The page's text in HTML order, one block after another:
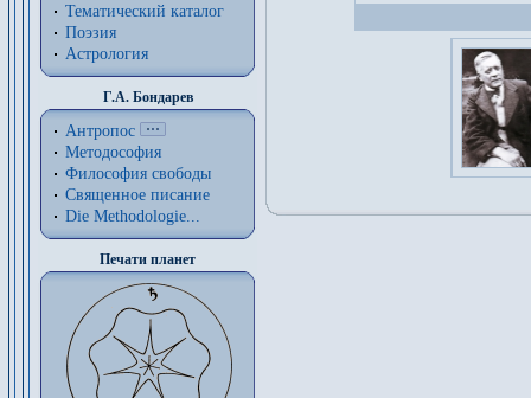
Тематический каталог
Поэзия
Астрология
Г.А. Бондарев
Антропос
Методософия
Философия cвободы
Священное писание
Die Methodologie...
Печати планет